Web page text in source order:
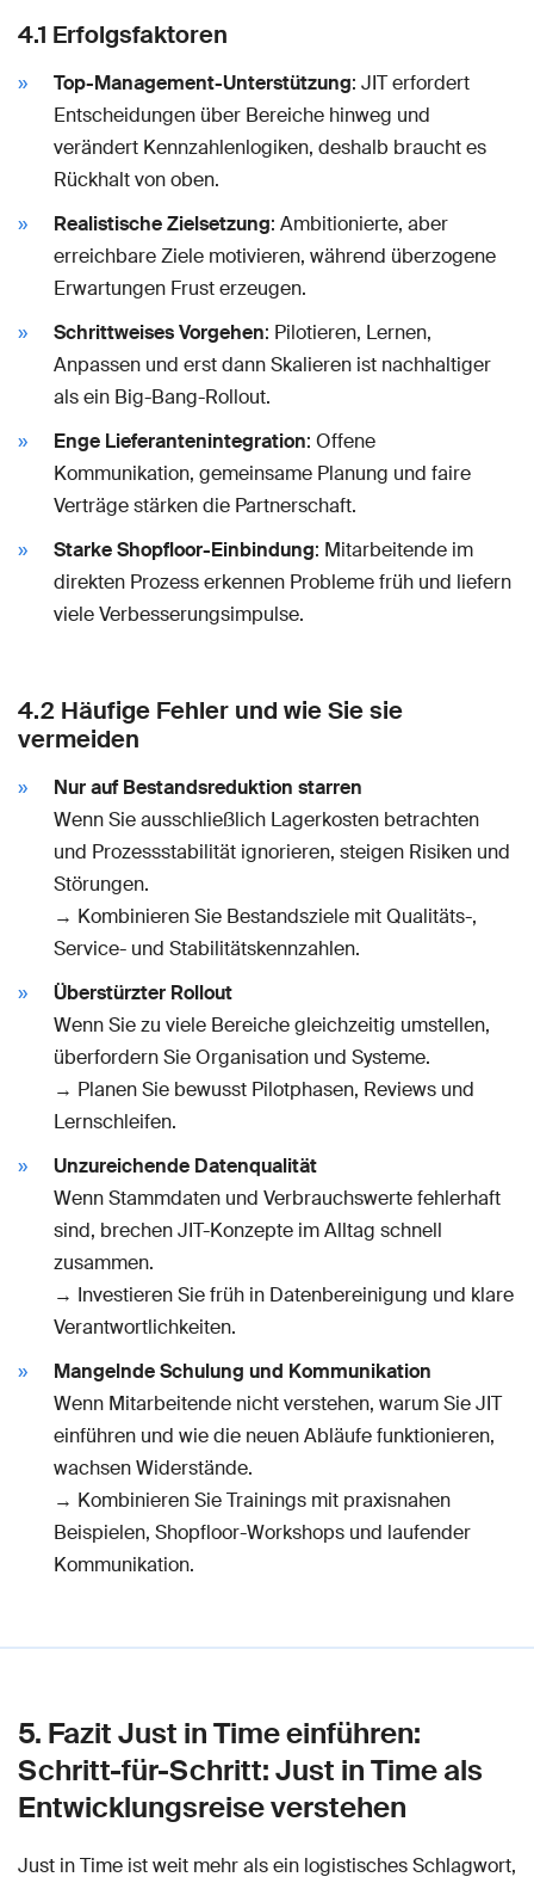
4.1 Erfolgsfaktoren
Top-Management-Unterstützung: JIT erfordert
Entscheidungen über Bereiche hinweg und
verändert Kennzahlenlogiken, deshalb braucht es
Rückhalt von oben.
Realistische Zielsetzung: Ambitionierte, aber
erreichbare Ziele motivieren, während überzogene
Erwartungen Frust erzeugen.
Schrittweises Vorgehen: Pilotieren, Lernen,
Anpassen und erst dann Skalieren ist nachhaltiger
als ein Big-Bang-Rollout.
Enge Lieferantenintegration: Offene
Kommunikation, gemeinsame Planung und faire
Verträge stärken die Partnerschaft.
Starke Shopfloor-Einbindung: Mitarbeitende im
direkten Prozess erkennen Probleme früh und liefern
viele Verbesserungsimpulse.
4.2 Häufige Fehler und wie Sie sie
vermeiden
Nur auf Bestandsreduktion starren
Wenn Sie ausschließlich Lagerkosten betrachten
und Prozessstabilität ignorieren, steigen Risiken und
Störungen.
→ Kombinieren Sie Bestandsziele mit Qualitäts-,
Service- und Stabilitätskennzahlen.
Überstürzter Rollout
Wenn Sie zu viele Bereiche gleichzeitig umstellen,
überfordern Sie Organisation und Systeme.
→ Planen Sie bewusst Pilotphasen, Reviews und
Lernschleifen.
Unzureichende Datenqualität
Wenn Stammdaten und Verbrauchswerte fehlerhaft
sind, brechen JIT-Konzepte im Alltag schnell
zusammen.
→ Investieren Sie früh in Datenbereinigung und klare
Verantwortlichkeiten.
Mangelnde Schulung und Kommunikation
Wenn Mitarbeitende nicht verstehen, warum Sie JIT
einführen und wie die neuen Abläufe funktionieren,
wachsen Widerstände.
→ Kombinieren Sie Trainings mit praxisnahen
Beispielen, Shopfloor-Workshops und laufender
Kommunikation.
5. Fazit Just in Time einführen:
Schritt-für-Schritt: Just in Time als
Entwicklungsreise verstehen
Just in Time ist weit mehr als ein logistisches Schlagwort,